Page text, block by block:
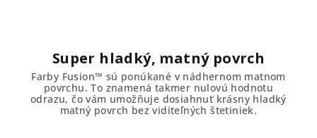
Super hladký, matný povrch
Farby Fusion™ sú ponúkané v nádhernom matnom
povrchu. To znamená takmer nulovú hodnotu
odrazu, čo vám umožňuje dosiahnuť krásny hladký
matný povrch bez viditeľných štetiniek.